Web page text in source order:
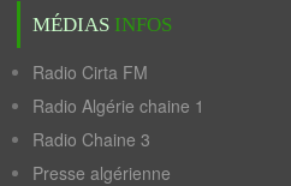
MÉDIAS INFOS
Radio Cirta FM
Radio Algérie chaine 1
Radio Chaine 3
Presse algérienne